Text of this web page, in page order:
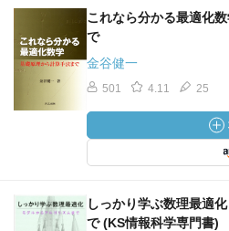
これなら分かる最適化
で
金谷健一
501 4.11 25
しっかり学ぶ数理最適
で (KS情報科学専門書)